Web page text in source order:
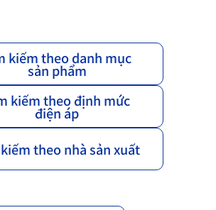
kiếm theo danh mục
sản phẩm
kiếm theo định mức
điện áp
theo nhà sản xuất